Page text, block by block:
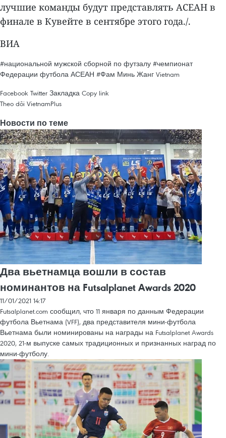
лучшие команды будут представлять АСЕАН в
финале в Кувейте в сентябре этого года./.
ВИА
#национальной мужской сборной по футзалу #чемпионат
Федерации футбола АСЕАН #Фам Минь Жанг Vietnam
Facebook Twitter Закладка Copy link
Theo dõi VietnamPlus
Новости по теме
Два вьетнамца вошли в состав
номинантов на Futsalplanet Awards 2020
11/01/2021 14:17
Futsalplanet.com сообщил, что 11 января по данным Федерации
футбола Вьетнама (VFF), два представителя мини-футбола
Вьетнама были номинированы на награды на Futsalplanet Awards
2020, 21-м выпуске самых традиционных и признанных наград по
мини-футболу.